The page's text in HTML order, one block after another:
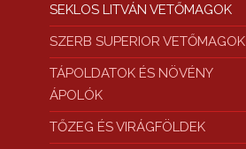
SEKLOS LITVÁN VETŐMAGOK
SZERB SUPERIOR VETŐMAGOK
TÁPOLDATOK ÉS NÖVÉNY
ÁPOLÓK
TŐZEG ÉS VIRÁGFÖLDEK